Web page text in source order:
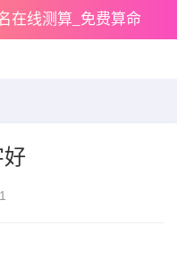
在线测算_免费算命